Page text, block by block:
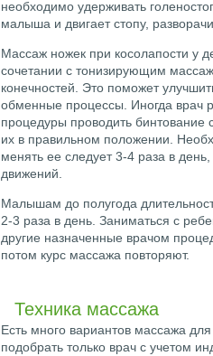
необходимо удерживать
малыша и двигает стопу,
Массаж ножек при косолапости у
сочетании с тонизирующим
конечностей. Это поможет
обменные процессы. Иногда врач
процедуры проводить бинтование
их в правильном положении.
менять ее следует 3-4 раза в
движений.
Малышам до полугода
2-3 раза в день. Заниматься с
другие назначенные врачом
потом курс массажа повторяют.
Техника массажа
Есть много вариантов массажа
подобрать только врач с учетом